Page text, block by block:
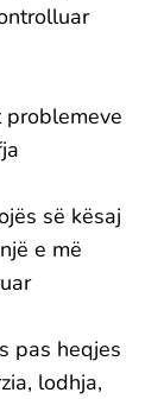
problemeve
së kësaj
e më
pas heqjes
lodhja,